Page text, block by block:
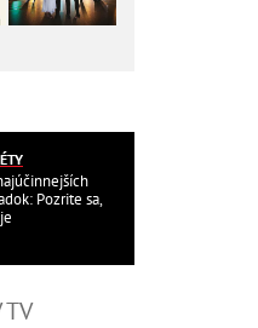
Pozrite sa,
TV